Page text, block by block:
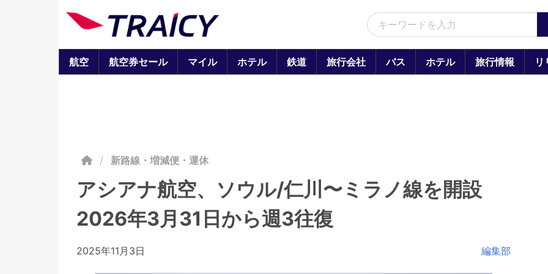
航空 航空券セール マイル ホテル 鉄道 旅行会社 バス ホテル 旅行情報 リ
/ 新路線・増減便・運休
アシアナ航空、ソウル/仁川〜ミラノ線を開設
2026年3月31日から週3往復
2025年11月3日 編集部